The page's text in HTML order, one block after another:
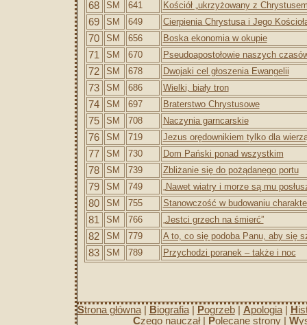
68 SM 641 Kościół „ukrzyżowany z
69 SM 649 Cierpienia Chrystusa i Jego
70 SM 656 Boska ekonomia w okupie
71 SM 670 Pseudoapostołowie naszych
72 SM 678 Dwojaki cel głoszenia Ewangelii
73 SM 686 Wielki, biały tron
74 SM 697 Braterstwo Chrystusowe
75 SM 708 Naczynia garncarskie
76 SM 719 Jezus orędownikiem tylko dla
77 SM 730 Dom Pański ponad wszystkim
78 SM 739 Zbliżanie się do pożądanego portu
79 SM 749 „Nawet wiatry i morze są mu
80 SM 755 Stanowczość w budowaniu
81 SM 766 „Jestci grzech na śmierć”
82 SM 779 A to, co się podoba Panu, aby się
83 SM 789 Przychodzi poranek – także i noc
Strona główna| Biografia| Pogrzeb| Apologia| H
Czego nauczał| Polecane strony W